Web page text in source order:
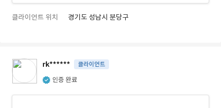
클라이언트 위치 경기도 성남시 분당구
rk****** 클라이언트
인증 완료